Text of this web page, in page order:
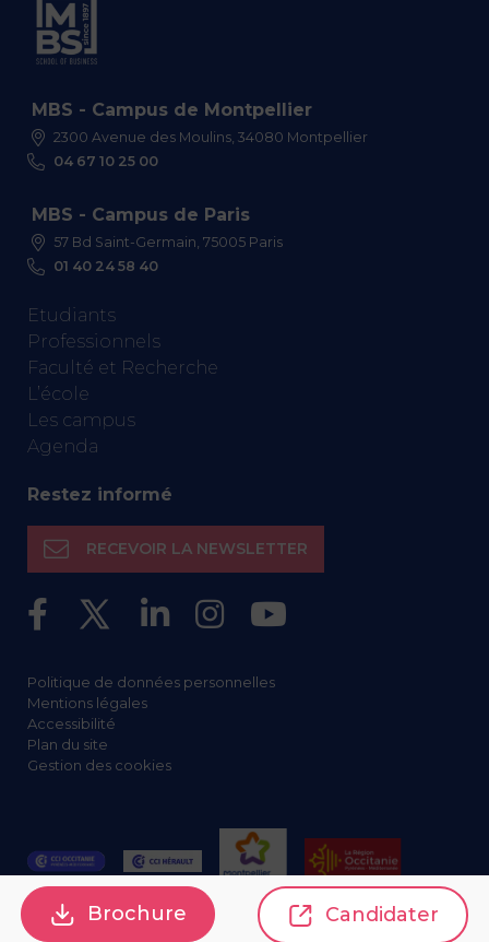
MBS - Campus de Montpellier
2300 Avenue des Moulins, 34080 Montpellier
04 67 10 25 00
MBS - Campus de Paris
57 Bd Saint-Germain, 75005 Paris
01 40 24 58 40
Etudiants
Professionnels
Faculté et Recherche
L’école
Les campus
Agenda
Restez informé
RECEVOIR LA NEWSLETTER
Politique de données personnelles
Mentions légales
Accessibilité
Plan du site
Gestion des cookies
Brochure Candidater